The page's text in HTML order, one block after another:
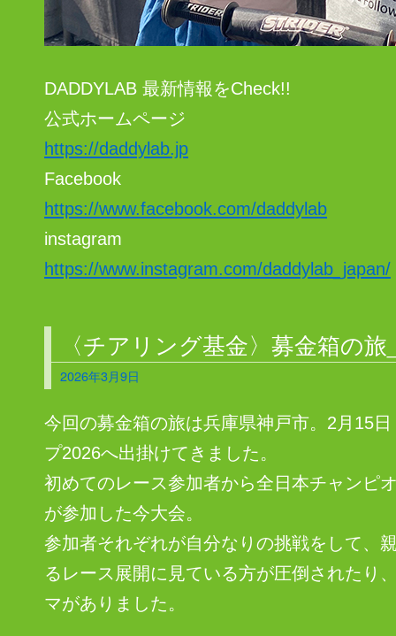
DADDYLAB 最新情報をCheck!!
公式ホームページ
https://daddylab.jp
Facebook
https://www.facebook.com/daddylab
instagram
https://www.instagram.com/daddylab_japan/
〈チアリング基金〉募金箱の旅
2026年3月9日
今回の募金箱の旅は兵庫県神戸市。2月15
プ2026へ出掛けてきました。
初めてのレース参加者から全日本チャンピ
が参加した今大会。
参加者それぞれが自分なりの挑戦をして、
るレース展開に見ている方が圧倒されたり
マがありました。